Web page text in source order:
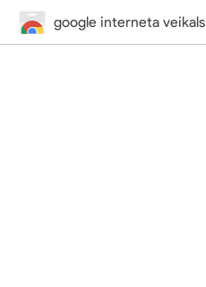
google interneta veikals